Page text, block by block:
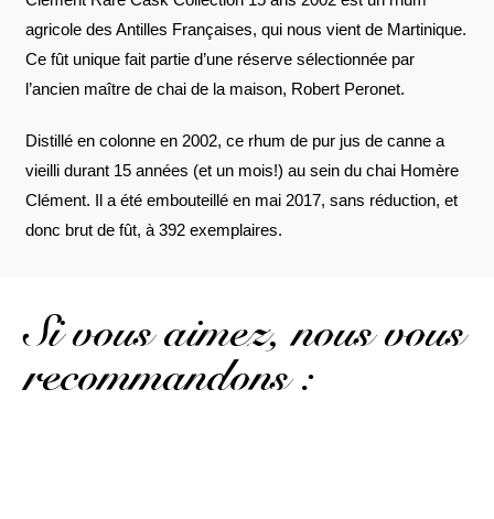
agricole des Antilles Françaises, qui nous vient de Martinique.
Ce fût unique fait partie d’une réserve sélectionnée par
l’ancien maître de chai de la maison, Robert Peronet.
Distillé en colonne en 2002, ce rhum de pur jus de canne a
vieilli durant 15 années (et un mois!) au sein du chai Homère
Clément. Il a été embouteillé en mai 2017, sans réduction, et
donc brut de fût, à 392 exemplaires.
Si vous aimez, nous vous
recommandons :